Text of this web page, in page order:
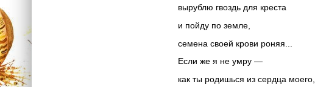
вырублю гвоздь для креста
и пойду по земле,
семена своей крови роняя...
Если же я не умру —
как ты родишься из сердца моего,